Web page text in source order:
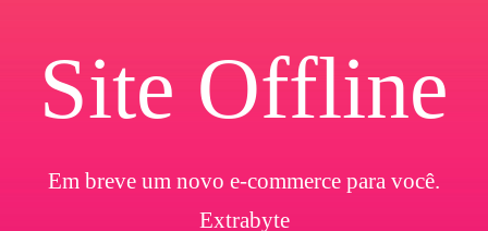
Site Offline
Em breve um novo e-commerce para você.
Extrabyte